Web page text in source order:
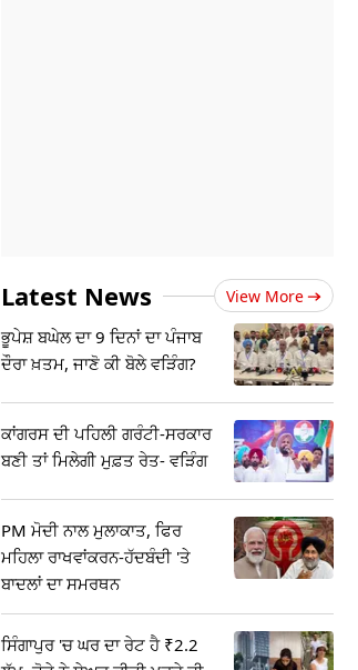
Latest News View More
ਭੂਪੇਸ਼ ਬਘੇਲ ਦਾ 9 ਦਿਨਾਂ ਦਾ ਪੰਜਾਬ
ਦੌਰਾ ਖ਼ਤਮ, ਜਾਣੋ ਕੀ ਬੋਲੇ ਵੜਿੰਗ?
ਕਾਂਗਰਸ ਦੀ ਪਹਿਲੀ ਗਰੰਟੀ-ਸਰਕਾਰ
ਬਣੀ ਤਾਂ ਮਿਲੇਗੀ ਮੁਫ਼ਤ ਰੇਤ- ਵੜਿੰਗ
PM ਮੋਦੀ ਨਾਲ ਮੁਲਾਕਾਤ, ਫਿਰ
ਮਹਿਲਾ ਰਾਖਵਾਂਕਰਨ-ਹੱਦਬੰਦੀ 'ਤੇ
ਬਾਦਲਾਂ ਦਾ ਸਮਰਥਨ
ਸਿੰਗਾਪੁਰ 'ਚ ਘਰ ਦਾ ਰੇਟ ਹੈ ₹2.2